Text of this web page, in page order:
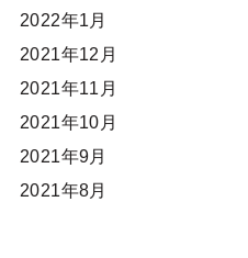
2022年1月
2021年12月
2021年11月
2021年10月
2021年9月
2021年8月